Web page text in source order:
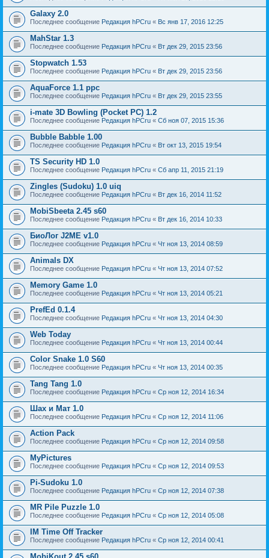
Galaxy 2.0
Последнее сообщение Редакция hPCru « Вс янв 17, 2016 12:25
MahStar 1.3
Последнее сообщение Редакция hPCru « Вт дек 29, 2015 23:56
Stopwatch 1.53
Последнее сообщение Редакция hPCru « Вт дек 29, 2015 23:56
AquaForce 1.1 ppc
Последнее сообщение Редакция hPCru « Вт дек 29, 2015 23:55
i-mate 3D Bowling (Pocket PC) 1.2
Последнее сообщение Редакция hPCru « Сб ноя 07, 2015 15:36
Bubble Babble 1.00
Последнее сообщение Редакция hPCru « Вт окт 13, 2015 19:54
TS Security HD 1.0
Последнее сообщение Редакция hPCru « Сб апр 11, 2015 21:19
Zingles (Sudoku) 1.0 uiq
Последнее сообщение Редакция hPCru « Вт дек 16, 2014 11:52
MobiSbeeta 2.45 s60
Последнее сообщение Редакция hPCru « Вт дек 16, 2014 10:33
БиоЛог J2ME v1.0
Последнее сообщение Редакция hPCru « Чт ноя 13, 2014 08:59
Animals DX
Последнее сообщение Редакция hPCru « Чт ноя 13, 2014 07:52
Memory Game 1.0
Последнее сообщение Редакция hPCru « Чт ноя 13, 2014 05:21
PrefEd 0.1.4
Последнее сообщение Редакция hPCru « Чт ноя 13, 2014 04:30
Web Today
Последнее сообщение Редакция hPCru « Чт ноя 13, 2014 00:44
Color Snake 1.0 S60
Последнее сообщение Редакция hPCru « Чт ноя 13, 2014 00:35
Tang Tang 1.0
Последнее сообщение Редакция hPCru « Ср ноя 12, 2014 16:34
Шах и Мат 1.0
Последнее сообщение Редакция hPCru « Ср ноя 12, 2014 11:06
Action Pack
Последнее сообщение Редакция hPCru « Ср ноя 12, 2014 09:58
MyPictures
Последнее сообщение Редакция hPCru « Ср ноя 12, 2014 09:53
Pi-Sudoku 1.0
Последнее сообщение Редакция hPCru « Ср ноя 12, 2014 07:38
MR Pile Puzzle 1.0
Последнее сообщение Редакция hPCru « Ср ноя 12, 2014 05:08
IM Time Off Tracker
Последнее сообщение Редакция hPCru « Ср ноя 12, 2014 00:41